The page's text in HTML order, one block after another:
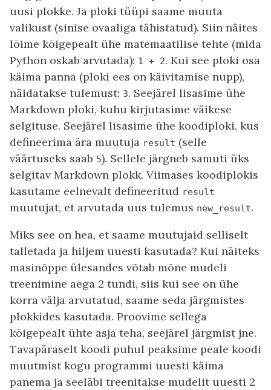
uusi plokke. Ja ploki tüüpi saame muuta
valikust (sinise ovaaliga tähistatud). Siin näites
lõime kõigepealt ühe matemaatilise tehte (mida
Python oskab arvutada): 1 + 2. Kui see ploki osa
käima panna (ploki ees on käivitamise nupp),
näidatakse tulemust: 3. Seejärel lisasime ühe
Markdown ploki, kuhu kirjutasime väikese
selgituse. Seejärel lisasime ühe koodiploki, kus
defineerima ära muutuja result (selle
väärtuseks saab 5). Sellele järgneb samuti üks
selgitav Markdown plokk. Viimases koodiplokis
kasutame eelnevalt defineeritud result
muutujat, et arvutada uus tulemus new_result.
Miks see on hea, et saame muutujaid selliselt
talletada ja hiljem uuesti kasutada? Kui näiteks
masinõppe ülesandes võtab mõne mudeli
treenimine aega 2 tundi, siis kui see on ühe
korra välja arvutatud, saame seda järgmistes
plokkides kasutada. Proovime sellega
kõigepealt ühte asja teha, seejärel järgmist jne.
Tavapäraselt koodi puhul peaksime peale koodi
muutmist kogu programmi uuesti käima
panema ja seeläbi treenitakse mudelit uuesti 2